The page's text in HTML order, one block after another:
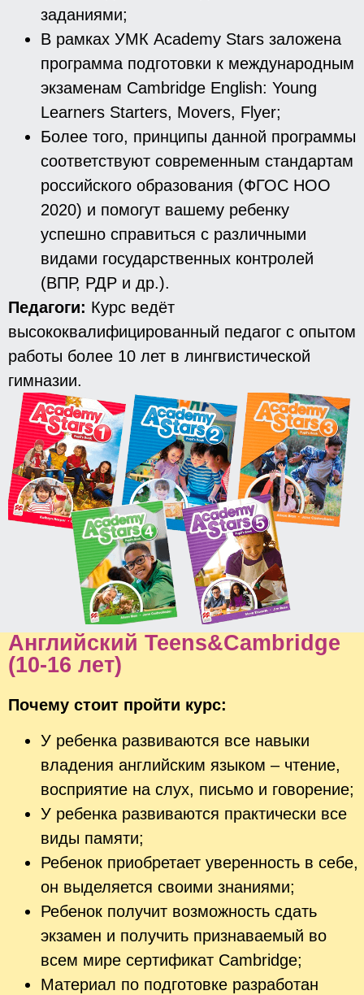
заданиями;
В рамках УМК Academy Stars заложена
программа подготовки к международным
экзаменам Cambridge English: Young
Learners Starters, Movers, Flyer;
Более того, принципы данной программы
соответствуют современным стандартам
российского образования (ФГОС НОО
2020) и помогут вашему ребенку
успешно справиться с различными
видами государственных контролей
(ВПР, РДР и др.).
Педагоги: Курс ведёт
высококвалифицированный педагог с опытом
работы более 10 лет в лингвистической
гимназии.
Английский Teens&Cambridge
(10-16 лет)
Почему стоит пройти курс:
У ребенка развиваются все навыки
владения английским языком – чтение,
восприятие на слух, письмо и говорение;
У ребенка развиваются практически все
виды памяти;
Ребенок приобретает уверенность в себе,
он выделяется своими знаниями;
Ребенок получит возможность сдать
экзамен и получить признаваемый во
всем мире сертификат Cambridge;
Материал по подготовке разработан